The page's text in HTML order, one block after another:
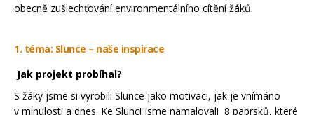
obecně zušlechťování environmentálního cítění žáků.
1. téma: Slunce – naše inspirace
Jak projekt probíhal?
S žáky jsme si vyrobili Slunce jako motivaci, jak je vnímáno
v minulosti a dnes. Ke Slunci jsme namalovali 8 paprsků, které